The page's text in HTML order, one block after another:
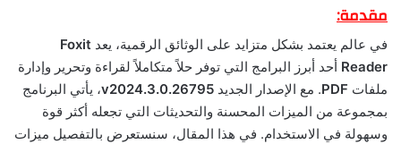
مقدمة:
في عالم يعتمد بشكل متزايد على الوثائق الرقمية، يعد Foxit
Reader أحد أبرز البرامج التي توفر حلاً متكاملاً لقراءة وتحرير وإدارة
ملفات PDF. مع الإصدار الجديد v2024.3.0.26795، يأتي البرنامج
بمجموعة من الميزات المحسنة والتحديثات التي تجعله أكثر قوة
وسهولة في الاستخدام. في هذا المقال، سنستعرض بالتفصيل ميزات